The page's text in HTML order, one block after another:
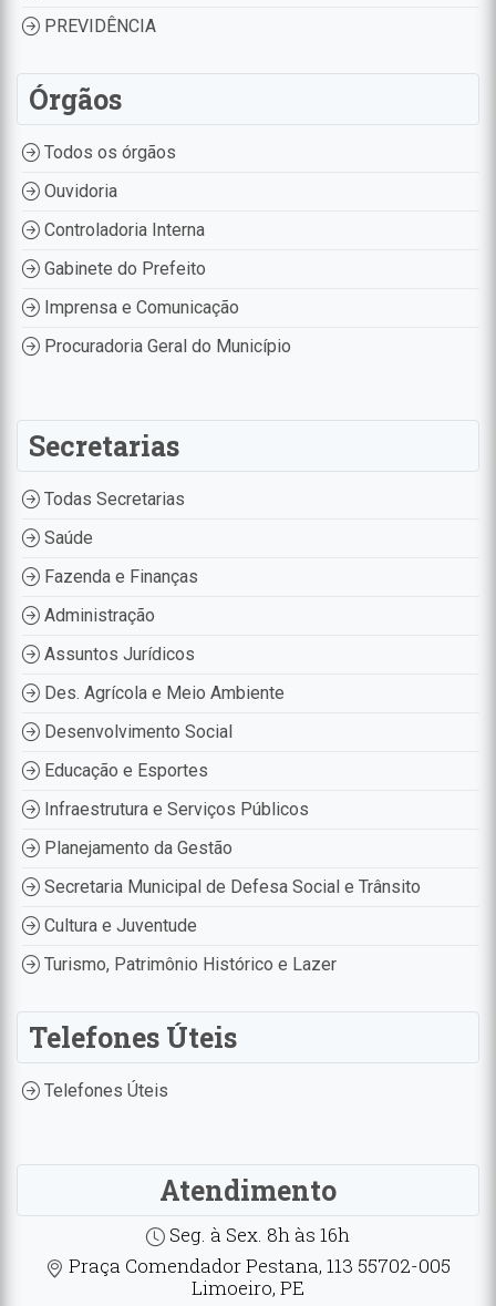
PREVIDÊNCIA
Órgãos
Todos os órgãos
Ouvidoria
Controladoria Interna
Gabinete do Prefeito
Imprensa e Comunicação
Procuradoria Geral do Município
Secretarias
Todas Secretarias
Saúde
Fazenda e Finanças
Administração
Assuntos Jurídicos
Des. Agrícola e Meio Ambiente
Desenvolvimento Social
Educação e Esportes
Infraestrutura e Serviços Públicos
Planejamento da Gestão
Secretaria Municipal de Defesa Social e Trânsito
Cultura e Juventude
Turismo, Patrimônio Histórico e Lazer
Telefones Úteis
Telefones Úteis
Atendimento
Seg. à Sex. 8h às 16h
Praça Comendador Pestana, 113 55702-005
Limoeiro, PE